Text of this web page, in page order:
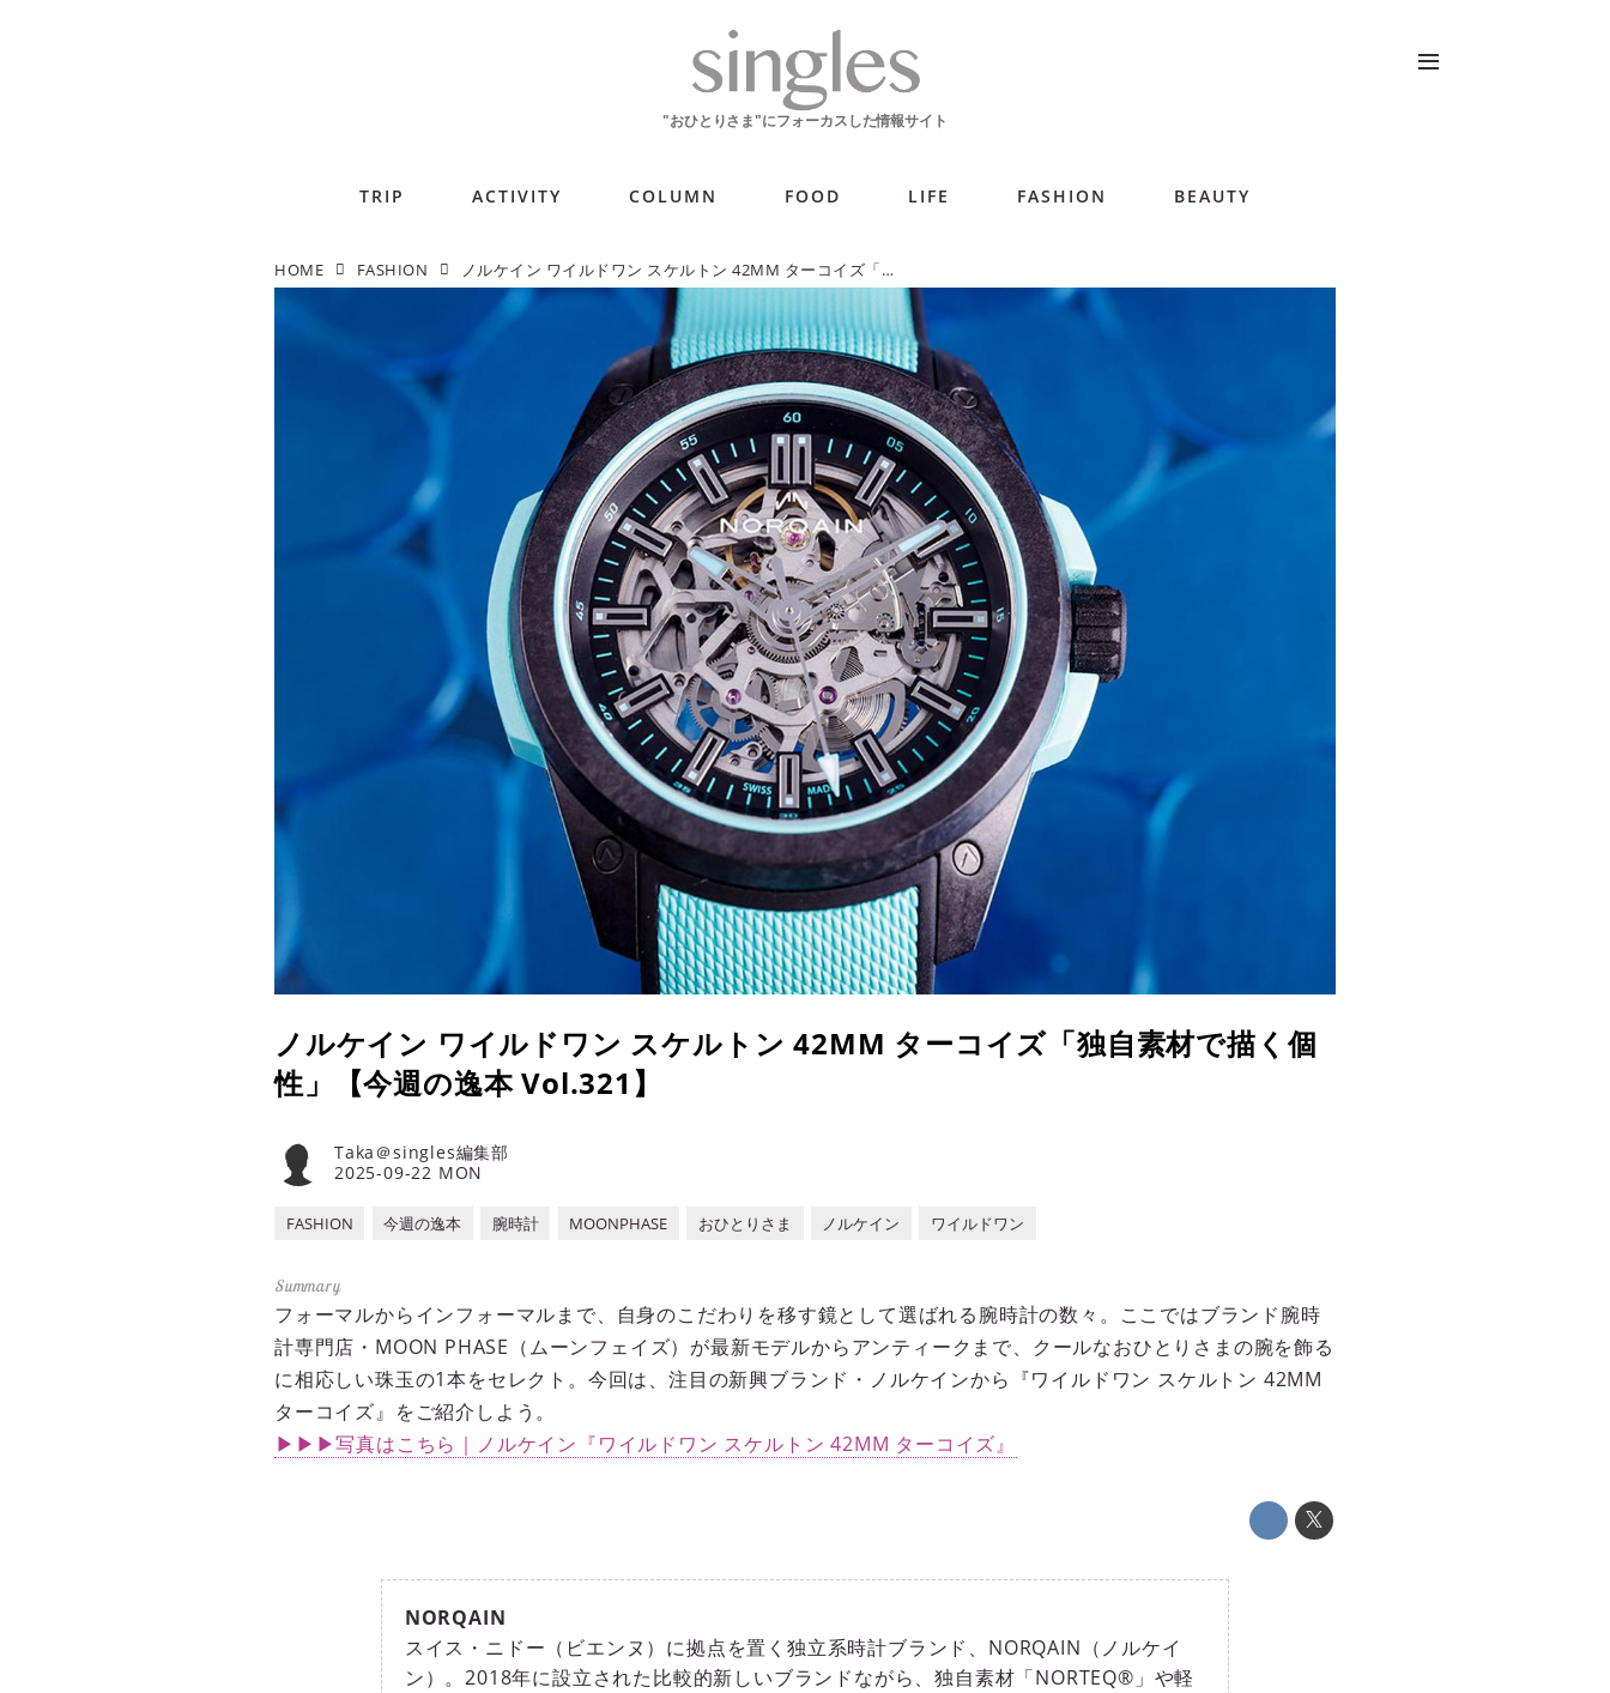
TRIP ACTIVITY COLUMN FOOD LIFE FASHION BEAUTY
HOME FASHION ノルケイン ワイルドワン スケルトン 42MM ターコイズ「独自素材で描く個性」【今週の逸本 Vol.321】
ノルケイン ワイルドワン スケルトン 42MM ターコイズ「独自素材で描く個
性」【今週の逸本 Vol.321】
2025-09-22 MON
Taka＠singles編集部
FASHION 今週の逸本 腕時計 MOONPHASE おひとりさま ノルケイン ワイルドワン
フォーマルからインフォーマルまで、自身のこだわりを移す鏡として選ばれる腕時計の数々。ここではブランド腕時
計専門店・MOON PHASE（ムーンフェイズ）が最新モデルからアンティークまで、クールなおひとりさまの腕を飾る
に相応しい珠玉の1本をセレクト。今回は、注目の新興ブランド・ノルケインから『ワイルドワン スケルトン 42MM
ターコイズ』をご紹介しよう。
▶▶▶写真はこちら｜ノルケイン『ワイルドワン スケルトン 42MM ターコイズ』
NORQAIN
スイス・ニドー（ビエンヌ）に拠点を置く独立系時計ブランド、NORQAIN（ノルケイ
ン）。2018年に設立された比較的新しいブランドながら、独自素材「NORTEQ®」や軽